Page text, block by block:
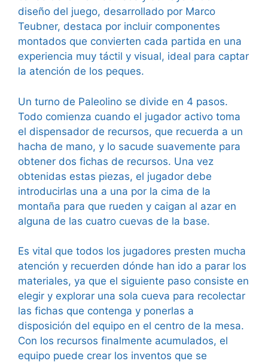
diseño del juego, desarrollado por Marco
Teubner, destaca por incluir componentes
montados que convierten cada partida en una
experiencia muy táctil y visual, ideal para captar
la atención de los peques.
Un turno de Paleolino se divide en 4 pasos.
Todo comienza cuando el jugador activo toma
el dispensador de recursos, que recuerda a un
hacha de mano, y lo sacude suavemente para
obtener dos fichas de recursos. Una vez
obtenidas estas piezas, el jugador debe
introducirlas una a una por la cima de la
montaña para que rueden y caigan al azar en
alguna de las cuatro cuevas de la base.
Es vital que todos los jugadores presten mucha
atención y recuerden dónde han ido a parar los
materiales, ya que el siguiente paso consiste en
elegir y explorar una sola cueva para recolectar
las fichas que contenga y ponerlas a
disposición del equipo en el centro de la mesa.
Con los recursos finalmente acumulados, el
equipo puede crear los inventos que se